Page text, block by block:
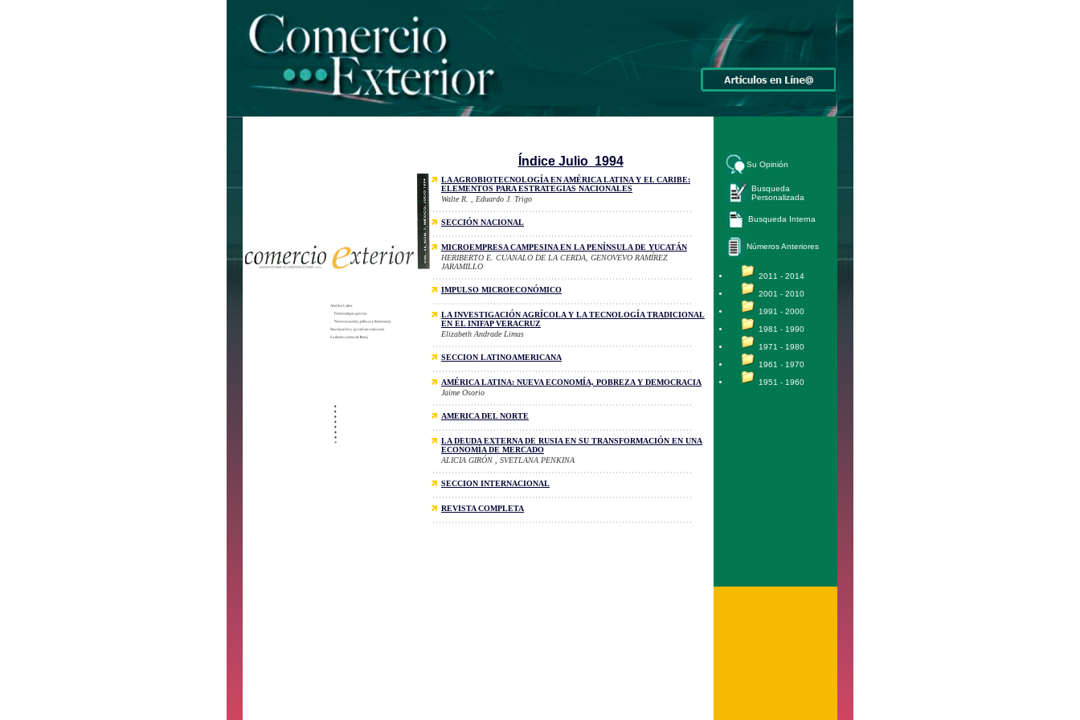
Índice Julio 1994
LA AGROBIOTECNOLOGÍA EN AMÉRICA LATINA Y EL CARIBE:
ELEMENTOS PARA ESTRATEGIAS NACIONALES
Walte R. , Eduardo J. Trigo
SECCIÓN NACIONAL
MICROEMPRESA CAMPESINA EN LA PENÍNSULA DE YUCATÁN
HERIBERTO E. CUANALO DE LA CERDA, GENOVEVO RAMÍREZ
JARAMILLO
IMPULSO MICROECONÓMICO
LA INVESTIGACIÓN AGRÍCOLA Y LA TECNOLOGÍA TRADICIONAL
EN EL INIFAP VERACRUZ
Elizabeth Andrade Limas
SECCION LATINOAMERICANA
AMÉRICA LATINA: NUEVA ECONOMÍA, POBREZA Y DEMOCRACIA
Jaime Osorio
AMERICA DEL NORTE
LA DEUDA EXTERNA DE RUSIA EN SU TRANSFORMACIÓN EN UNA
ECONOMÍA DE MERCADO
ALICIA GIRÓN , SVETLANA PENKINA
SECCION INTERNACIONAL
REVISTA COMPLETA
Su Opinión
Busqueda
Personalizada
Busqueda Interna
Números Anteriores
2011 - 2014
2001 - 2010
1991 - 2000
1981 - 1990
1971 - 1980
1961 - 1970
1951 - 1960